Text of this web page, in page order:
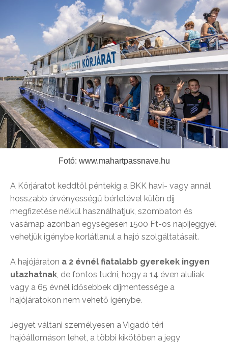
Fotó: www.mahartpassnave.hu
A Körjáratot keddtől péntekig a BKK havi- vagy annál
hosszabb érvényességű bérletével külön díj
megfizetése nélkül használhatjuk, szombaton és
vasárnap azonban egységesen 1500 Ft-os napijeggyel
vehetjük igénybe korlátlanul a hajó szolgáltatásait.
A hajójáraton a 2 évnél fiatalabb gyerekek ingyen
utazhatnak, de fontos tudni, hogy a 14 éven aluliak
vagy a 65 évnél idősebbek díjmentessége a
hajójáratokon nem vehető igénybe.
Jegyet váltani személyesen a Vigadó téri
hajóállomáson lehet, a többi kikötőben a jegy